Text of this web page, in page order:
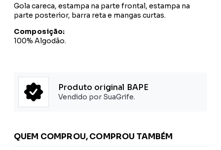
Gola careca, estampa na parte frontal, estampa na
parte posterior, barra reta e mangas curtas.
Composição:
100% Algodão.
Produto original BAPE
Vendido por SuaGrife.
QUEM COMPROU, COMPROU TAMBÉM